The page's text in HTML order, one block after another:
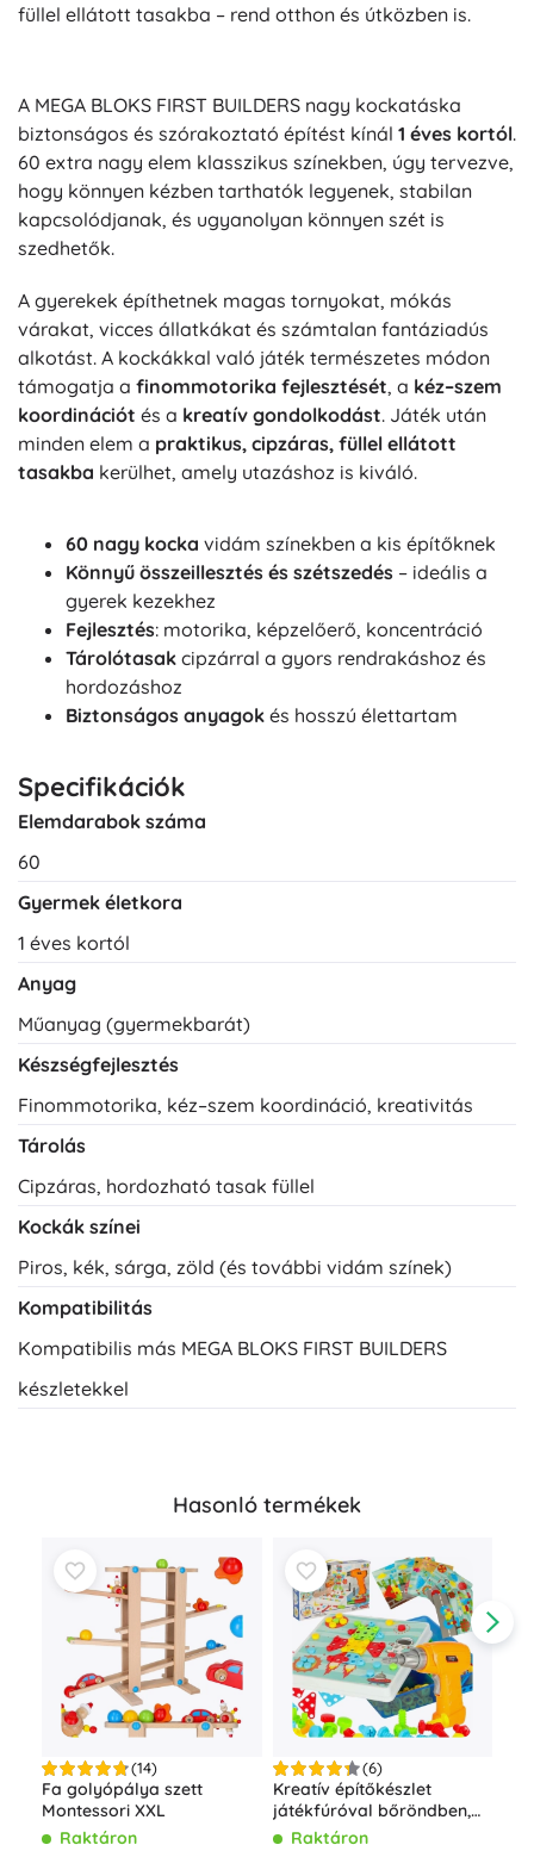
füllel ellátott tasakba – rend otthon és útközben is.
A MEGA BLOKS FIRST BUILDERS nagy kockatáska
biztonságos és szórakoztató építést kínál 1 éves kortól.
60 extra nagy elem klasszikus színekben, úgy tervezve,
hogy könnyen kézben tarthatók legyenek, stabilan
kapcsolódjanak, és ugyanolyan könnyen szét is
szedhetők.
A gyerekek építhetnek magas tornyokat, mókás
várakat, vicces állatkákat és számtalan fantáziadús
alkotást. A kockákkal való játék természetes módon
támogatja a finommotorika fejlesztését, a kéz–szem
koordinációt és a kreatív gondolkodást. Játék után
minden elem a praktikus, cipzáras, füllel ellátott
tasakba kerülhet, amely utazáshoz is kiváló.
60 nagy kocka vidám színekben a kis építőknek
Könnyű összeillesztés és szétszedés – ideális a
gyerek kezekhez
Fejlesztés: motorika, képzelőerő, koncentráció
Tárolótasak cipzárral a gyors rendrakáshoz és
hordozáshoz
Biztonságos anyagok és hosszú élettartam
Specifikációk
Elemdarabok száma
60
Gyermek életkora
1 éves kortól
Anyag
Műanyag (gyermekbarát)
Készségfejlesztés
Finommotorika, kéz–szem koordináció, kreativitás
Tárolás
Cipzáras, hordozható tasak füllel
Kockák színei
Piros, kék, sárga, zöld (és további vidám színek)
Kompatibilitás
Kompatibilis más MEGA BLOKS FIRST BUILDERS
készletekkel
Hasonló termékek
(14)
Fa golyópálya szett
Montessori XXL
Raktáron
(6)
Kreatív építőkészlet
játékfúróval bőröndben,
261 darab
Raktáron